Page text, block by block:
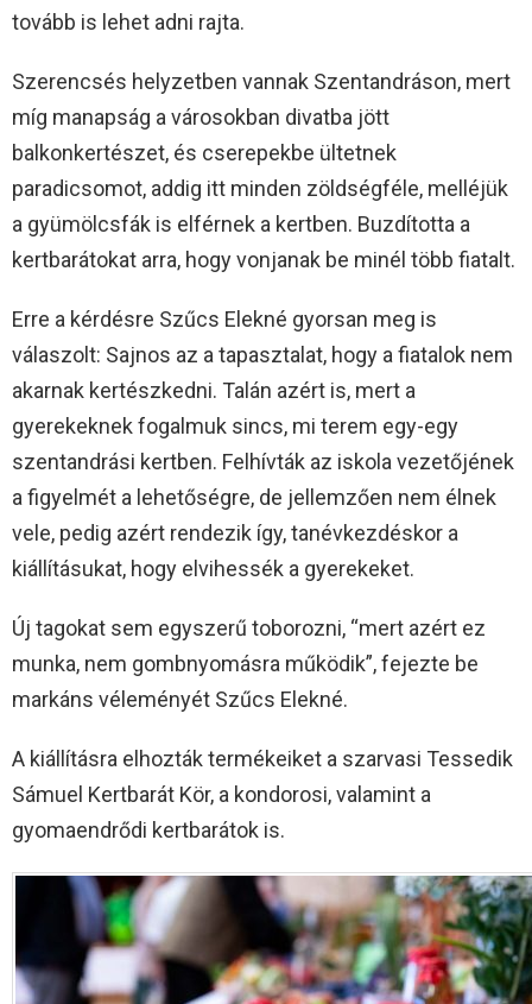
tovább is lehet adni rajta.
Szerencsés helyzetben vannak Szentandráson, mert
míg manapság a városokban divatba jött
balkonkertészet, és cserepekbe ültetnek
paradicsomot, addig itt minden zöldségféle, melléjük
a gyümölcsfák is elférnek a kertben. Buzdította a
kertbarátokat arra, hogy vonjanak be minél több fiatalt.
Erre a kérdésre Szűcs Elekné gyorsan meg is
válaszolt: Sajnos az a tapasztalat, hogy a fiatalok nem
akarnak kertészkedni. Talán azért is, mert a
gyerekeknek fogalmuk sincs, mi terem egy-egy
szentandrási kertben. Felhívták az iskola vezetőjének
a figyelmét a lehetőségre, de jellemzően nem élnek
vele, pedig azért rendezik így, tanévkezdéskor a
kiállításukat, hogy elvihessék a gyerekeket.
Új tagokat sem egyszerű toborozni, “mert azért ez
munka, nem gombnyomásra működik”, fejezte be
markáns véleményét Szűcs Elekné.
A kiállításra elhozták termékeiket a szarvasi Tessedik
Sámuel Kertbarát Kör, a kondorosi, valamint a
gyomaendrődi kertbarátok is.